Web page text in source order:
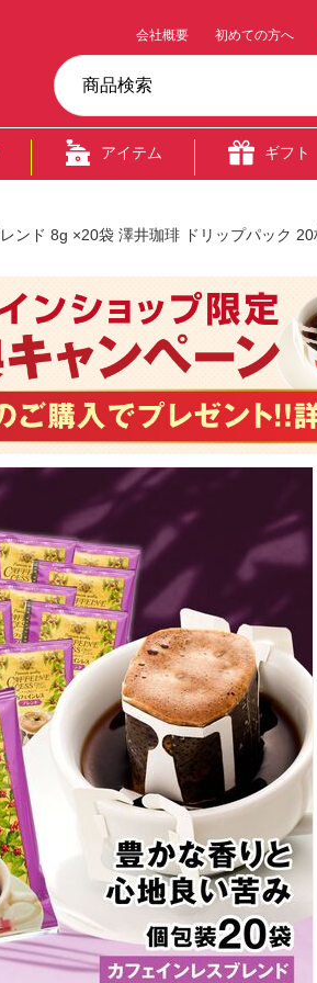
会社概要 初めての方へ
アイテム ギフト
ンド 8g ×20袋 澤井珈琲 ドリップパック 20